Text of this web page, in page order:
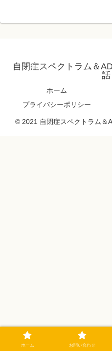
自閉症スペクトラム＆
話
ホーム
プライバシーポリシー
© 2021 自閉症スペクトラム＆
ホーム お問い合わせ